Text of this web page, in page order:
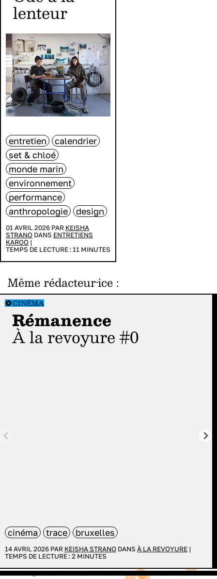
lenteur
entretien
calendrier
set & chloé
monde marin
environnement
performance
anthropologie
design
01 AVRIL 2026 PAR KEISHA
STRANO DANS ENTRETIENS
KAROO |
TEMPS DE LECTURE : 11 MINUTES
Même rédacteur·ice :
CINÉMA
Rémanence
À la revoyure #0
cinéma trace bruxelles
14 AVRIL 2026 PAR KEISHA STRANO DANS À LA REVOYURE |
TEMPS DE LECTURE : 2 MINUTES